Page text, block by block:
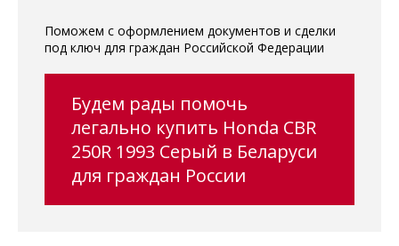
Поможем с оформлением документов и сделки
под ключ для граждан Российской Федерации
Будем рады помочь
легально купить Honda CBR
250R 1993 Серый в Беларуси
для граждан России